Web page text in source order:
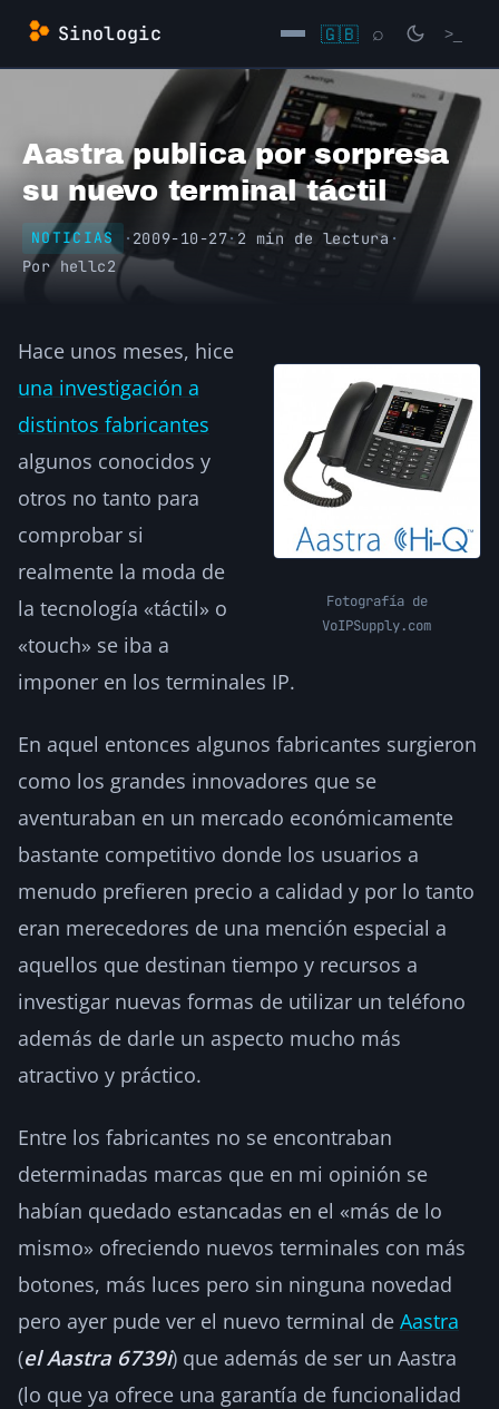
Saltar
contenido
Sinologic 🇬🇧 ⌕ >_
→
Aastra publica por sorpresa
su nuevo terminal táctil
NOTICIAS · 2009-10-27·2 min de lectura ·
Por hellc2
Fotografía de
VoIPSupply.com
Hace unos meses, hice
una investigación a
distintos fabricantes
algunos conocidos y
otros no tanto para
comprobar si
realmente la moda de
la tecnología «táctil» o
«touch» se iba a
imponer en los terminales IP.
En aquel entonces algunos fabricantes surgieron
como los grandes innovadores que se
aventuraban en un mercado económicamente
bastante competitivo donde los usuarios a
menudo prefieren precio a calidad y por lo tanto
eran merecedores de una mención especial a
aquellos que destinan tiempo y recursos a
investigar nuevas formas de utilizar un teléfono
además de darle un aspecto mucho más
atractivo y práctico.
Entre los fabricantes no se encontraban
determinadas marcas que en mi opinión se
habían quedado estancadas en el «más de lo
mismo» ofreciendo nuevos terminales con más
botones, más luces pero sin ninguna novedad
pero ayer pude ver el nuevo terminal de Aastra
(el Aastra 6739i) que además de ser un Aastra
(lo que ya ofrece una garantía de funcionalidad